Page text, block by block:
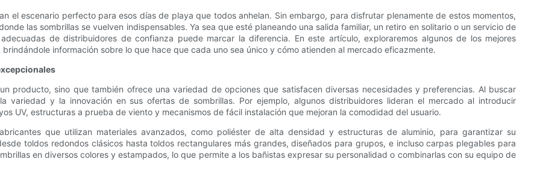
el escenario perfecto para esos días de playa que todos anhelan. Sin embargo, para disfrutar plenamente de estos momentos,
las sombrillas se vuelven indispensables. Ya sea que esté planeando una salida familiar, un retiro en solitario o un servicio de
de distribuidores de confianza puede marcar la diferencia. En este artículo, exploraremos algunos de los mejores
información sobre lo que hace que cada uno sea único y cómo atienden al mercado eficazmente.
producto, sino que también ofrece una variedad de opciones que satisfacen diversas necesidades y preferencias. Al buscar
variedad y la innovación en sus ofertas de sombrillas. Por ejemplo, algunos distribuidores lideran el mercado al introducir
UV, estructuras a prueba de viento y mecanismos de fácil instalación que mejoran la comodidad del usuario.
que utilizan materiales avanzados, como poliéster de alta densidad y estructuras de aluminio, para garantizar su
toldos redondos clásicos hasta toldos rectangulares más grandes, diseñados para grupos, e incluso carpas plegables para
en diversos colores y estampados, lo que permite a los bañistas expresar su personalidad o combinarlas con su equipo de